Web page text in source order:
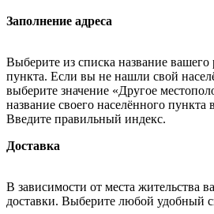
Заполнение адреса
Выберите из списка название вашего
пункта. Если вы не нашли свой
выберите значение «Другое
название своего населённого пункта
Введите правильный индекс.
Доставка
В зависимости от места жительства
доставки. Выберите любой удобный